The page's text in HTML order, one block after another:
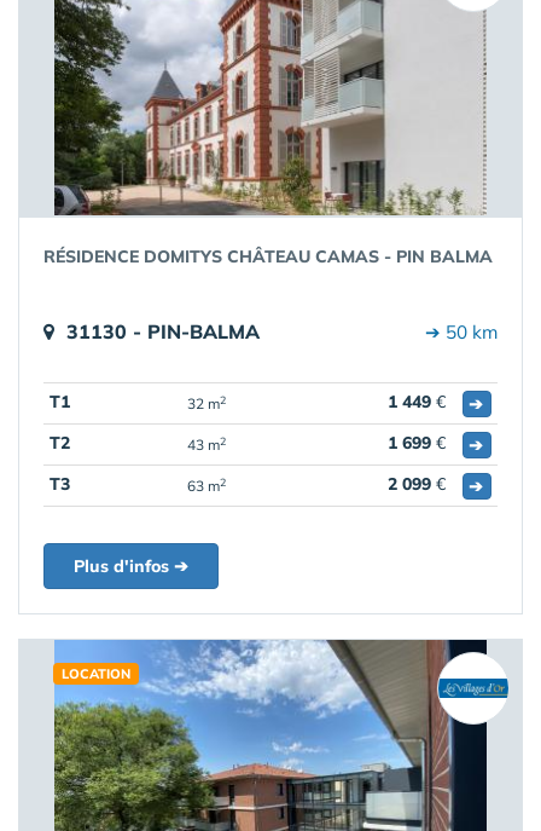
RÉSIDENCE DOMITYS CHÂTEAU CAMAS - PIN BALMA
31130 - PIN-BALMA ➔ 50 km
T1 32 m2 1 449 €
➔
T2
43 m2 1 699 €
➔
T3
63 m2 2 099 € ➔
Plus d'infos ➔
LOCATION